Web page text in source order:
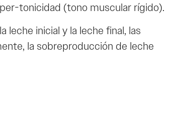
tonicidad (tono muscular rígido).
inicial y la leche final, las
la sobreproducción de leche